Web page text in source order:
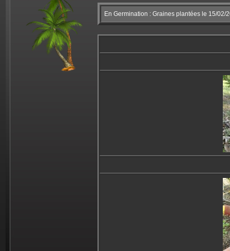
En Germination : Graines plantées le 15/02/